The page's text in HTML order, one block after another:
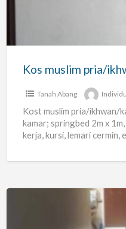
Tanah Abang Individu
Kost muslim pria/ikhwan/
kamar; springbed 2m x
kerja, kursi, lemari cermin,